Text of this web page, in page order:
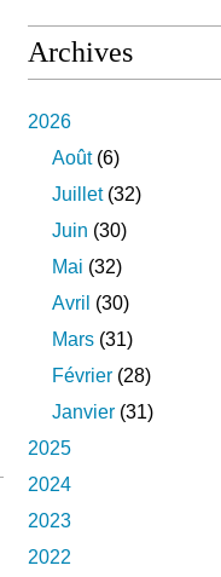
Archives
2026
Août(6)
Juillet(32)
Juin (30)
Mai (32)
Avril (30)
Mars (31)
Février (28)
Janvier (31)
2025
2024
2023
2022